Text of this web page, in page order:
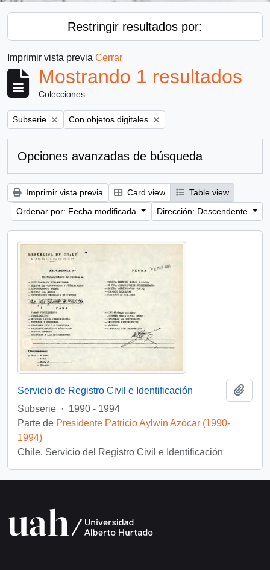
Restringir resultados por:
Imprimir vista previa Cerrar
Mostrando 1 resultados
Colecciones
Remove filter:
Subserie Remove filter:
Con objetos digitales
Opciones avanzadas de búsqueda
Imprimir vista previa Card view
Table view
Ordenar por: Fecha modificada
Dirección: Descendente
Servicio de Registro Civil e Identificación
Subserie · 1990 - 1994
Parte de Presidente Patricio Aylwin Azócar (1990-
1994)
Chile. Servicio del Registro Civil e Identificación